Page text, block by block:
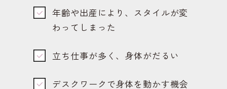
年齢や出産により、スタイルが変
わってしまった
立ち仕事が多く、身体がだるい
デスクワークで身体を動かす機会